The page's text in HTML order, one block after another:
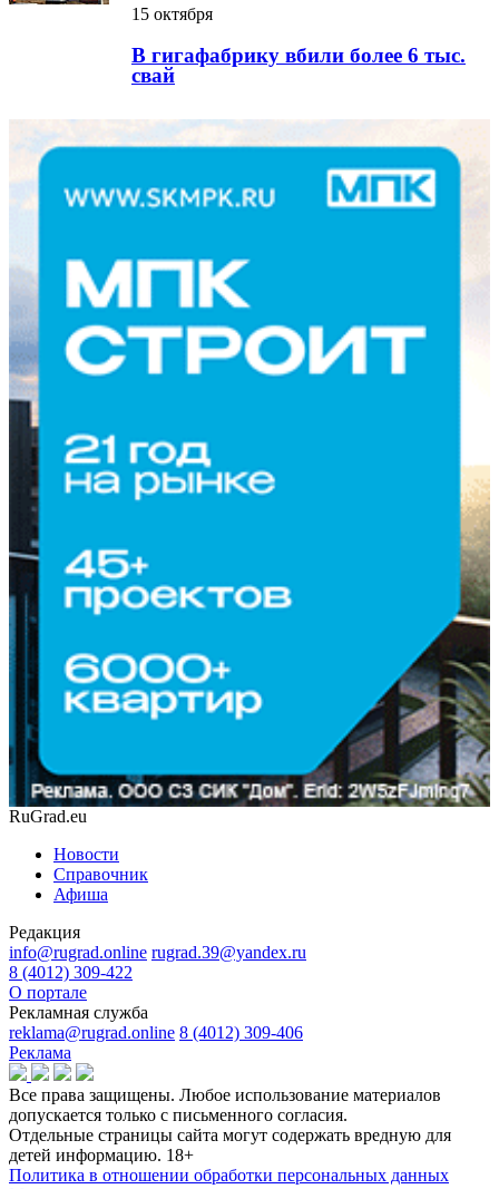
15 октября
В гигафабрику вбили более 6 тыс.
свай
RuGrad.eu
Новости
Справочник
Афиша
Редакция
info@rugrad.online rugrad.39@yandex.ru
8 (4012) 309-422
О портале
Рекламная служба
reklama@rugrad.online 8 (4012) 309-406
Реклама
Все права защищены. Любое использование материалов
допускается только с письменного согласия.
Отдельные страницы сайта могут содержать вредную для
детей информацию. 18+
Политика в отношении обработки персональных данных